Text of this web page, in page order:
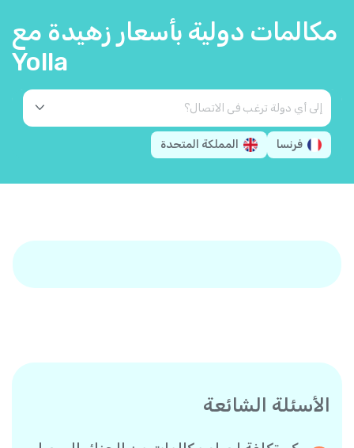
مكالمات دولية بأسعار زهيدة مع
Yolla
فرنسا المملكة المتحدة
الأسئلة الشائعة